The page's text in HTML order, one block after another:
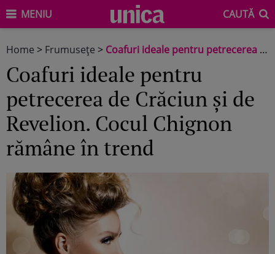
MENIU CAUTĂ
Home > Frumuseţe > Coafuri ideale pentru petrecerea de Crăciun și de Revelion. Cocul Chignon rămâne în trend
Coafuri ideale pentru
petrecerea de Crăciun și de
Revelion. Cocul Chignon
rămâne în trend